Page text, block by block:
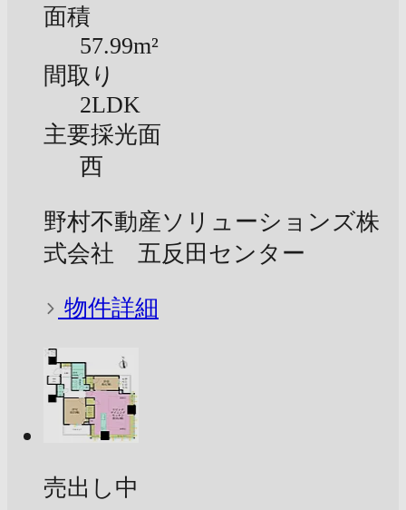
面積
57.99m²
間取り
2LDK
主要採光面
西
野村不動産ソリューションズ株
式会社 五反田センター
物件詳細
売出し中